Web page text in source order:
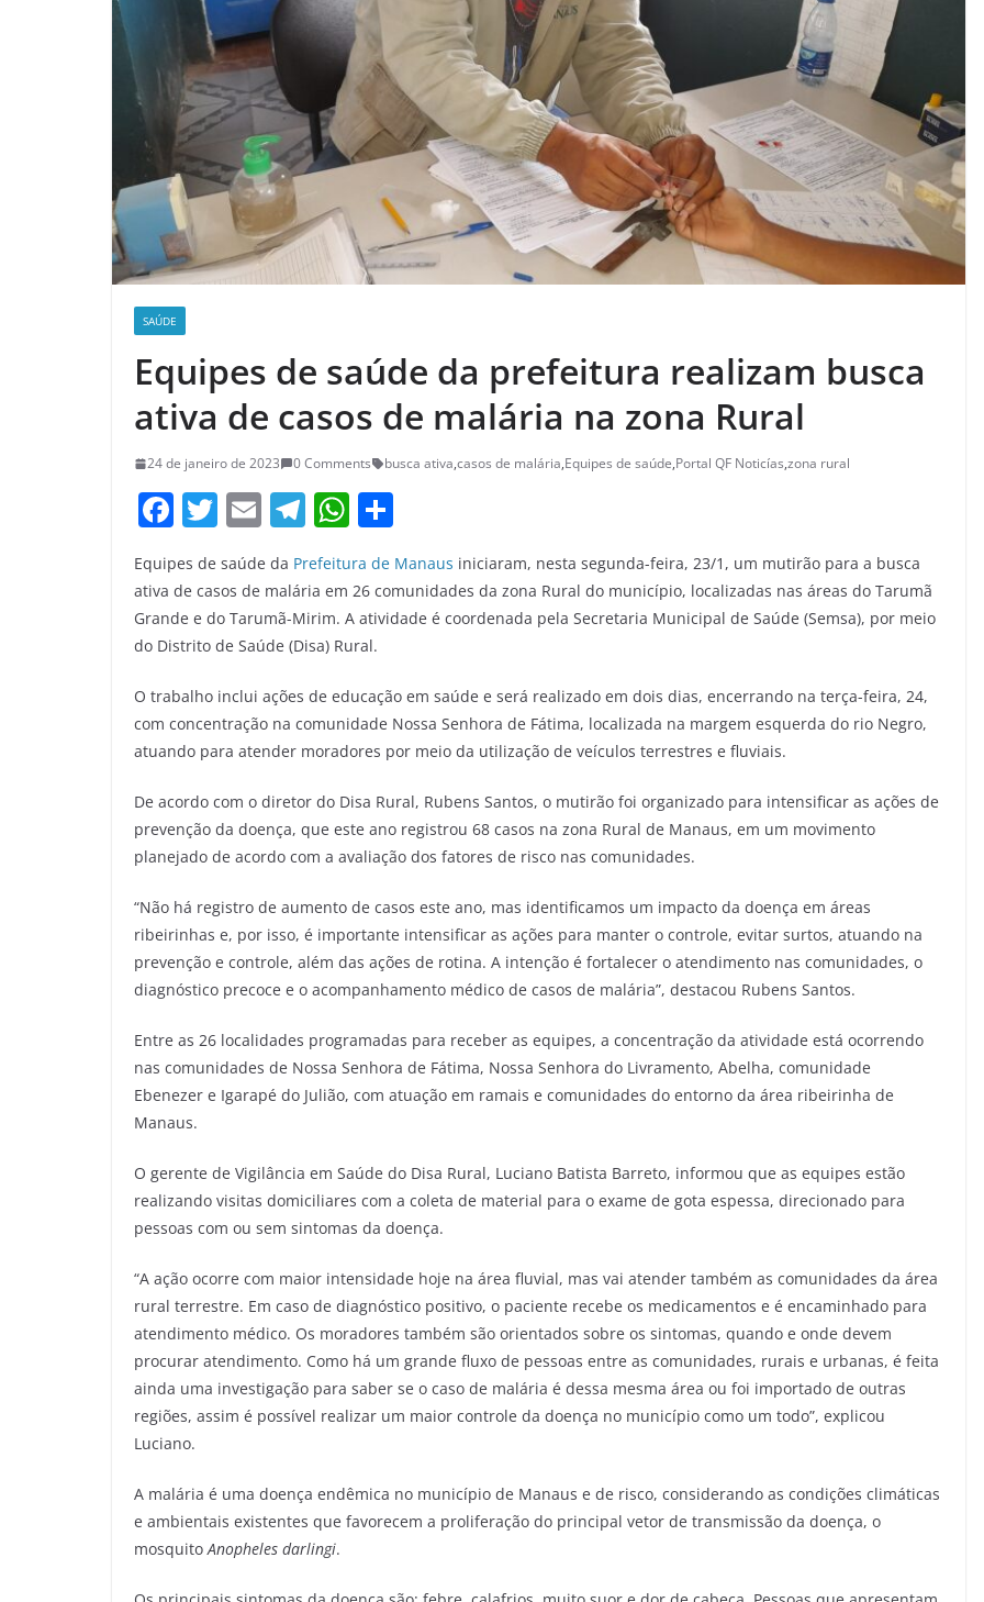
SAÚDE
Equipes de saúde da prefeitura realizam busca
ativa de casos de malária na zona Rural
24 de janeiro de 2023 0 Comments busca ativa,casos de malária,Equipes de saúde,Portal QF Noticías,zona rural
F
c
e
b
o
o
k
T
w
itt
er
E
m
ai
l
T
el
e
gr
a
m
W
at
s
A
p
p
ar
e
Equipes de saúde da Prefeitura de Manaus iniciaram, nesta segunda-feira, 23/1, um mutirão para a busca
ativa de casos de malária em 26 comunidades da zona Rural do município, localizadas nas áreas do Tarumã
Grande e do Tarumã-Mirim. A atividade é coordenada pela Secretaria Municipal de Saúde (Semsa), por meio
do Distrito de Saúde (Disa) Rural.
O trabalho inclui ações de educação em saúde e será realizado em dois dias, encerrando na terça-feira, 24,
com concentração na comunidade Nossa Senhora de Fátima, localizada na margem esquerda do rio Negro,
atuando para atender moradores por meio da utilização de veículos terrestres e fluviais.
De acordo com o diretor do Disa Rural, Rubens Santos, o mutirão foi organizado para intensificar as ações de
prevenção da doença, que este ano registrou 68 casos na zona Rural de Manaus, em um movimento
planejado de acordo com a avaliação dos fatores de risco nas comunidades.
“Não há registro de aumento de casos este ano, mas identificamos um impacto da doença em áreas
ribeirinhas e, por isso, é importante intensificar as ações para manter o controle, evitar surtos, atuando na
prevenção e controle, além das ações de rotina. A intenção é fortalecer o atendimento nas comunidades, o
diagnóstico precoce e o acompanhamento médico de casos de malária”, destacou Rubens Santos.
Entre as 26 localidades programadas para receber as equipes, a concentração da atividade está ocorrendo
nas comunidades de Nossa Senhora de Fátima, Nossa Senhora do Livramento, Abelha, comunidade
Ebenezer e Igarapé do Julião, com atuação em ramais e comunidades do entorno da área ribeirinha de
Manaus.
O gerente de Vigilância em Saúde do Disa Rural, Luciano Batista Barreto, informou que as equipes estão
realizando visitas domiciliares com a coleta de material para o exame de gota espessa, direcionado para
pessoas com ou sem sintomas da doença.
“A ação ocorre com maior intensidade hoje na área fluvial, mas vai atender também as comunidades da área
rural terrestre. Em caso de diagnóstico positivo, o paciente recebe os medicamentos e é encaminhado para
atendimento médico. Os moradores também são orientados sobre os sintomas, quando e onde devem
procurar atendimento. Como há um grande fluxo de pessoas entre as comunidades, rurais e urbanas, é feita
ainda uma investigação para saber se o caso de malária é dessa mesma área ou foi importado de outras
regiões, assim é possível realizar um maior controle da doença no município como um todo”, explicou
Luciano.
A malária é uma doença endêmica no município de Manaus e de risco, considerando as condições climáticas
e ambientais existentes que favorecem a proliferação do principal vetor de transmissão da doença, o
mosquitoAnopheles darlingi.